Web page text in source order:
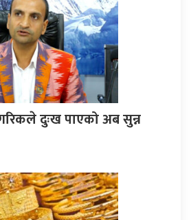
दुःख पाएको अब सुन्न